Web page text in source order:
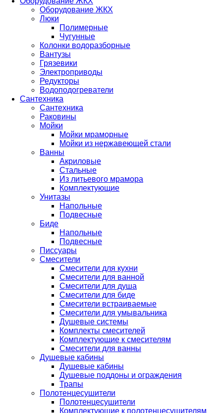
Оборудование ЖКХ
Люки
Полимерные
Чугунные
Колонки водоразборные
Вантузы
Грязевики
Электроприводы
Редукторы
Водоподогреватели
Сантехника
Сантехника
Раковины
Мойки
Мойки мраморные
Мойки из нержавеющей стали
Ванны
Акриловые
Стальные
Из литьевого мрамора
Комплектующие
Унитазы
Напольные
Подвесные
Биде
Напольные
Подвесные
Писсуары
Смесители
Смесители для кухни
Смесители для ванной
Смесители для душа
Смесители для биде
Смесители встраиваемые
Смесители для умывальника
Душевые системы
Комплекты смесителей
Комплектующие к смесителям
Смесители для ванны
Душевые кабины
Душевые кабины
Душевые поддоны и ограждения
Трапы
Полотенцесушители
Полотенцесушители
Комплектующие к полотенцесушителям